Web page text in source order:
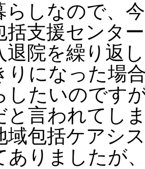
しなので、
括支援センタ
退院を繰り返
りになった場
したいのです
と言われてし
域包括ケアシ
ありましたが